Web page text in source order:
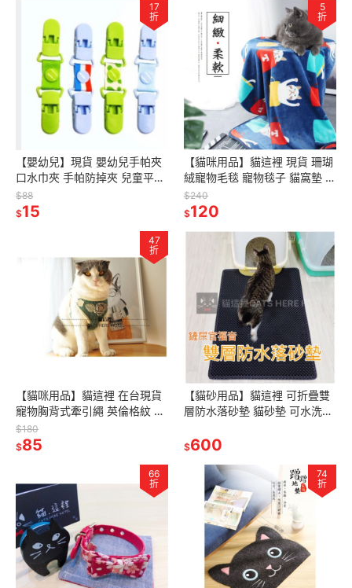
17
折
【嬰幼兒】現貨 嬰幼兒手帕夾
口水巾夾 手帕防掉夾 兒童平安
符夾 多功能雙頭夾 圍兜夾
$88
$15
5
折
【貓咪用品】貓這裡 現貨 珊瑚
絨寵物毛毯 寵物毯子 貓窩墊 毛
毯 珊瑚絨 寵物保暖毯 冷氣毯
$240
$120
47
折
【貓咪用品】貓這裡 在台現貨
寵物胸背式牽引繩 英倫格紋 寵
物領結款 貓咪胸背 貓咪牽引繩
狗狗適用 牽繩 項圈
$180
$85
【貓砂用品】貓這裡 可折疊雙
層防水落砂墊 貓砂墊 可水洗集
貓砂專用墊
$600
66
折
74
折